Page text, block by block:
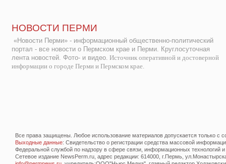
НОВОСТИ ПЕРМИ
«Новости Перми» - информационный общественно-политический
портал - все новости о Пермском крае и Перми. Круглосуточная
лента новостей. Фото- и видео. Источник оперативной и достоверной
информации о городе Перми и Пермском крае.
Все права защищены. Любое использование материалов допускается только с
Выходные данные: Свидетельство о регистрации средства массовой
Федеральной службой по надзору в сфере связи, информационных технологий
Сетевое издание NewsPerm.ru, адрес редакции: 614000, г.Пермь,